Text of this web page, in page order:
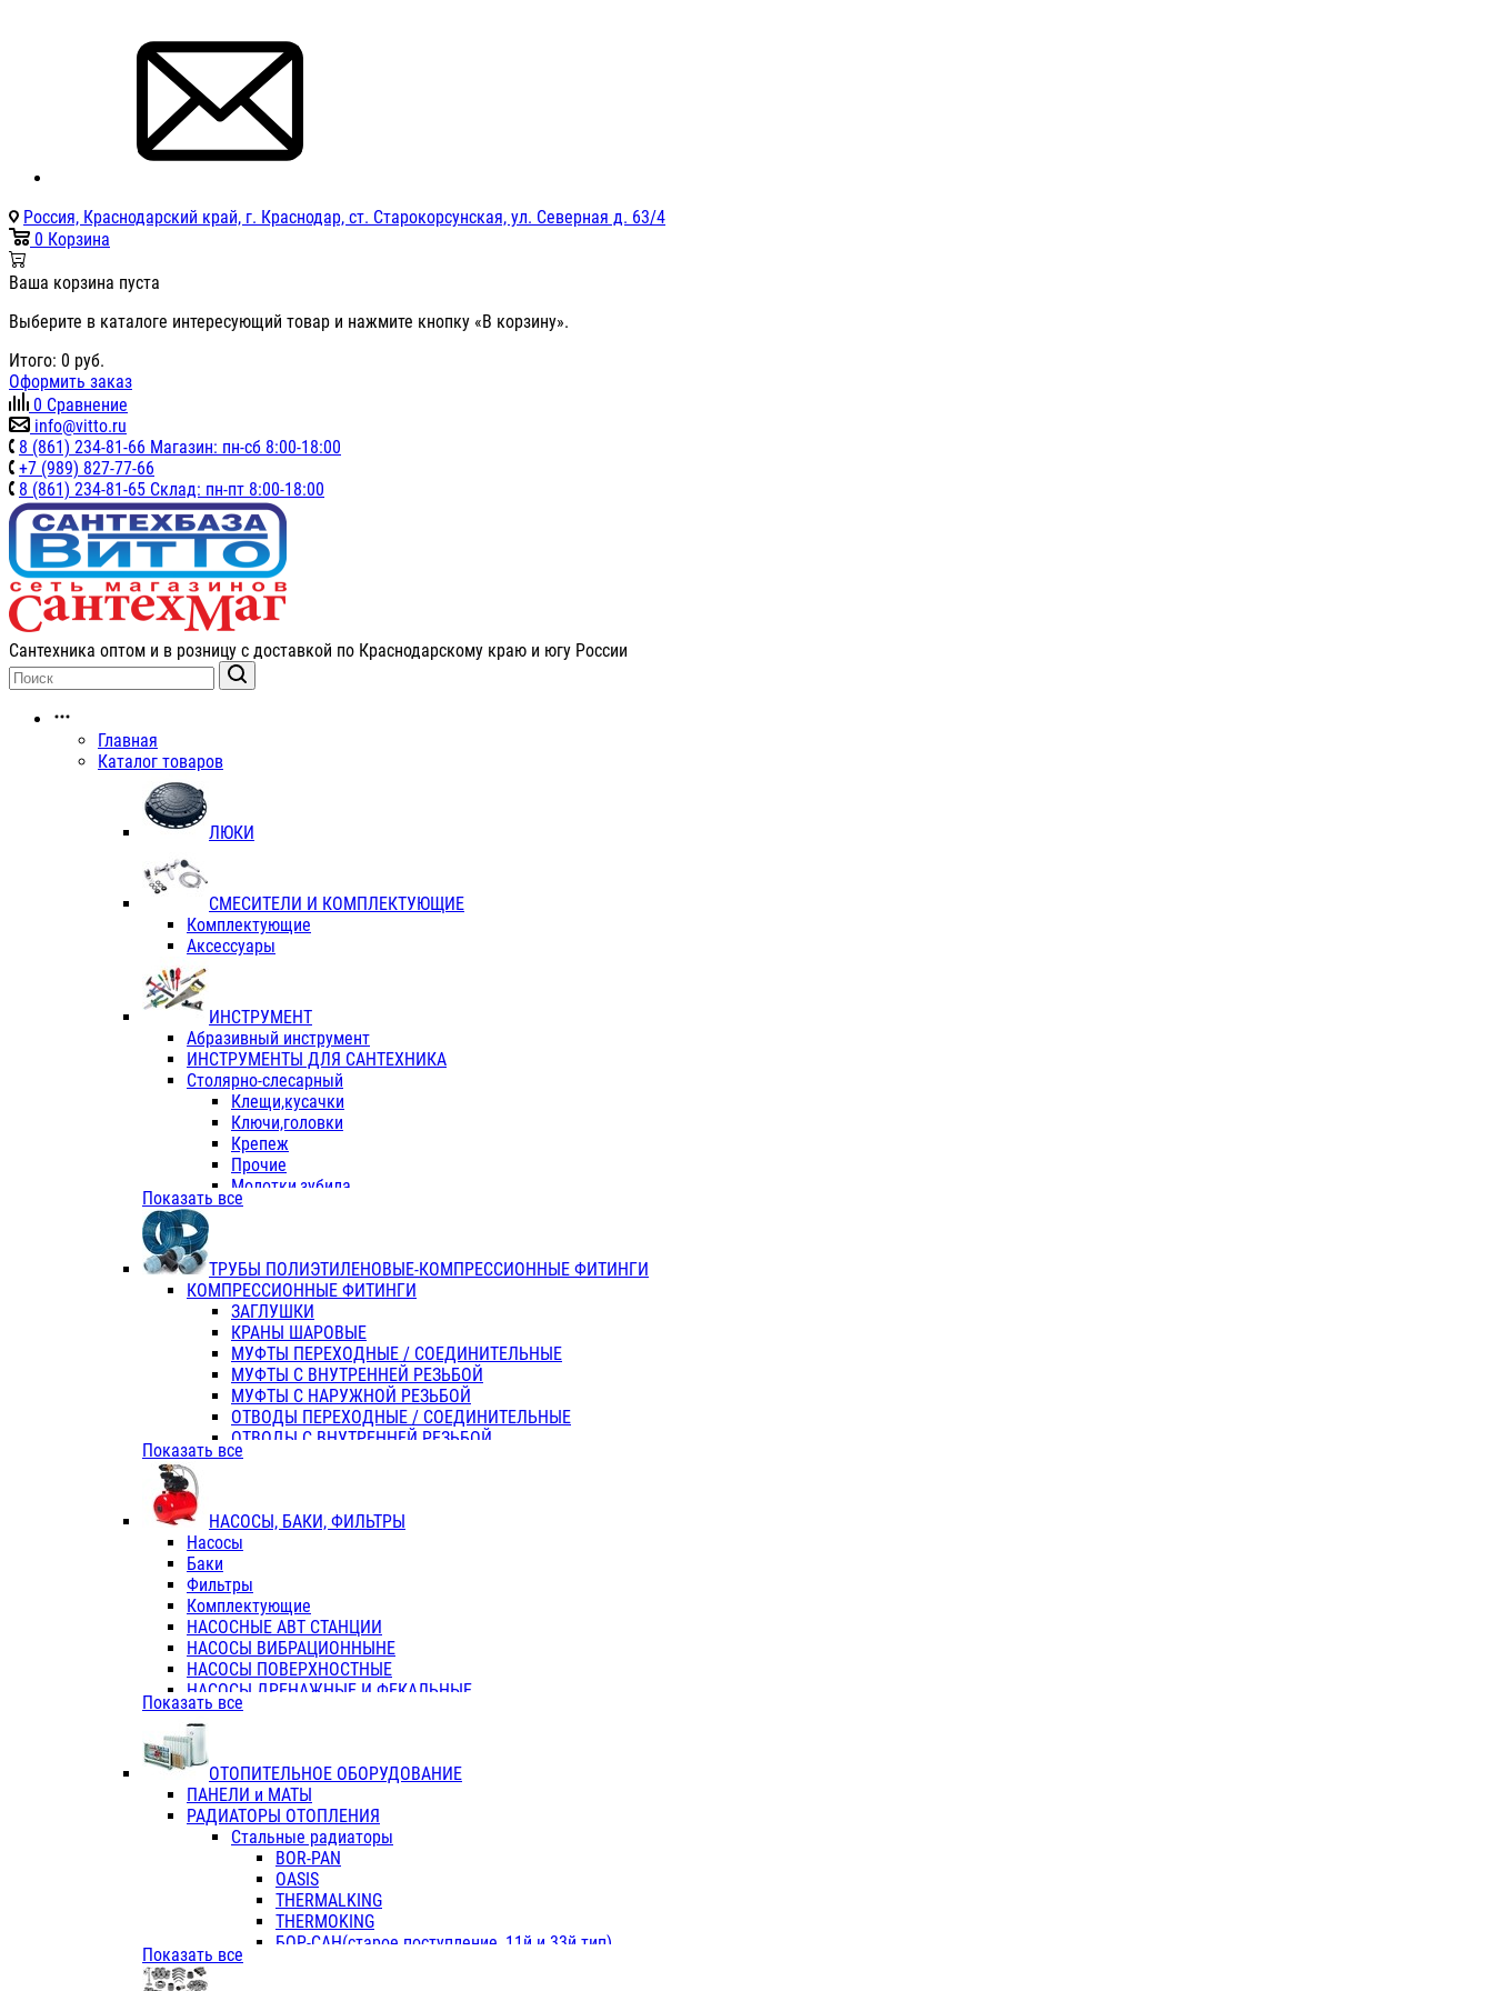
Россия, Краснодарский край, г. Краснодар, ст. Старокорсунская, ул. Северная д. 63/4
0 Корзина
Ваша корзина пуста
Выберите в каталоге интересующий товар и нажмите кнопку «В корзину».
Итого: 0 руб.
Оформить заказ
0 Сравнение
info@vitto.ru
8 (861) 234-81-66 Магазин: пн-сб 8:00-18:00
+7 (989) 827-77-66
8 (861) 234-81-65 Склад: пн-пт 8:00-18:00
Сантехника оптом и в розницу с доставкой по Краснодарскому краю и югу России
Главная
Каталог товаров
ЛЮКИ
СМЕСИТЕЛИ И КОМПЛЕКТУЮЩИЕ
Комплектующие
Аксессуары
ИНСТРУМЕНТ
Абразивный инструмент
ИНСТРУМЕНТЫ ДЛЯ САНТЕХНИКА
Столярно-слесарный
Клещи,кусачки
Ключи,головки
Крепеж
Прочие
Молотки,зубила
Пассатижи,тонкогубцы,утконосы
Отвертки
Хоз. инвентарь
ЭЛ. ИНСТРУМЕНТ OASIS
Показать все
ТРУБЫ ПОЛИЭТИЛЕНОВЫЕ-КОМПРЕССИОННЫЕ ФИТИНГИ
КОМПРЕССИОННЫЕ ФИТИНГИ
ЗАГЛУШКИ
КРАНЫ ШАРОВЫЕ
МУФТЫ ПЕРЕХОДНЫЕ / СОЕДИНИТЕЛЬНЫЕ
МУФТЫ С ВНУТРЕННЕЙ РЕЗЬБОЙ
МУФТЫ С НАРУЖНОЙ РЕЗЬБОЙ
ОТВОДЫ ПЕРЕХОДНЫЕ / СОЕДИНИТЕЛЬНЫЕ
ОТВОДЫ С ВНУТРЕННЕЙ РЕЗЬБОЙ
ОТВОДЫ С НАРУЖНОЙ РЕЗЬБОЙ
ТРОЙНИКИ ПЕРЕХОДНЫЕ / СОЕДИНИТЕЛЬНЫЕ
ТРОЙНИКИ С ВНУТРЕННЕЙ РЕЗЬБОЙ
КОЛЬЦА РЕЗИНОВЫЕ
ТРУБЫ НАПОРНЫЕ
ТРУБЫ ГОФРИРОВАННЫЕ ДВУХСЛ.
ТРУБЫ ПОЛИЭТИЛЕНОВЫЕ
Показать все
НАСОСЫ, БАКИ, ФИЛЬТРЫ
Насосы
Баки
Фильтры
Комплектующие
НАСОСНЫЕ АВТ СТАНЦИИ
НАСОСЫ ВИБРАЦИОННЫНЕ
НАСОСЫ ПОВЕРХНОСТНЫЕ
НАСОСЫ ДРЕНАЖНЫЕ И ФЕКАЛЬНЫЕ
НАСОСЫ ПОВЫСИТ и ЦИРКУЛЯЦИОННЫЕ
НАСОСЫ СКВАЖИННЫЕ
Показать все
ОТОПИТЕЛЬНОЕ ОБОРУДОВАНИЕ
ПАНЕЛИ и МАТЫ
РАДИАТОРЫ ОТОПЛЕНИЯ
Стальные радиаторы
BOR-PAN
OASIS
THERMALKING
THERMOKING
БОР-САН(старое поступление, 11й и 33й тип)
Показать все